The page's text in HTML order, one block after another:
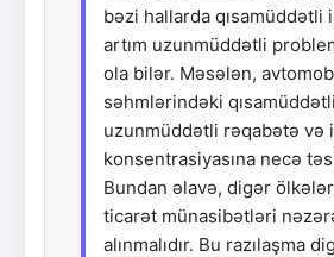
bəzi hallarda qısamüddətli
artım uzunmüddətli
ola bilər. Məsələn,
səhmlərindəki
uzunmüddətli rəqabətə və
konsentrasiyasına necə
Bundan əlavə, digər
ticarət münasibətləri
alınmalıdır. Bu razılaşma